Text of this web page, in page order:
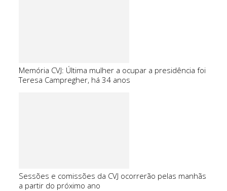
Memória CVJ: Última mulher a ocupar a presidência foi
Teresa Campregher, há 34 anos
Sessões e comissões da CVJ ocorrerão pelas manhãs
a partir do próximo ano